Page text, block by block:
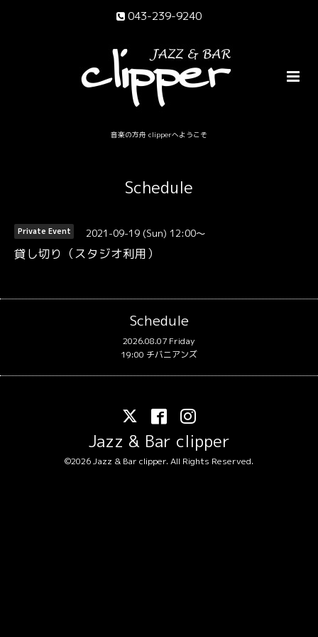
043-239-9240
音楽の方舟 clipperへようこそ
Schedule
Private Event 2021-09-19 (Sun) 12:00～
貸し切り（スタジオ利用）
Schedule
2026.08.07 Friday
19:00 チバニアンズ
Jazz & Bar clipper
©2026Jazz & Bar clipper. All Rights Reserved.